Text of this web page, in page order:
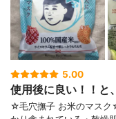
5.00
使用後に良い！！と
☆毛穴撫子 お米のマスク